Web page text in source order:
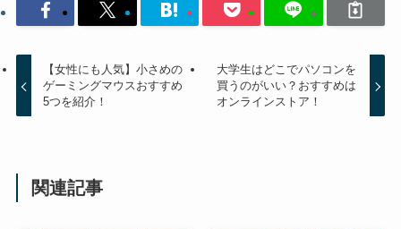
【女性にも人気】小さめの
ゲーミングマウスおすすめ
5つを紹介！
大学生はどこでパソコンを
買うのがいい？おすすめは
オンラインストア！
関連記事